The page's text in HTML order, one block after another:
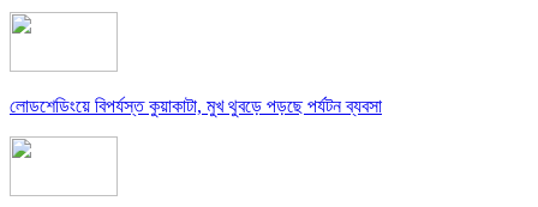
লোডশেডিংয়ে বিপর্যস্ত কুয়াকাটা, মুখ থুবড়ে পড়ছে পর্যটন ব্যবসা